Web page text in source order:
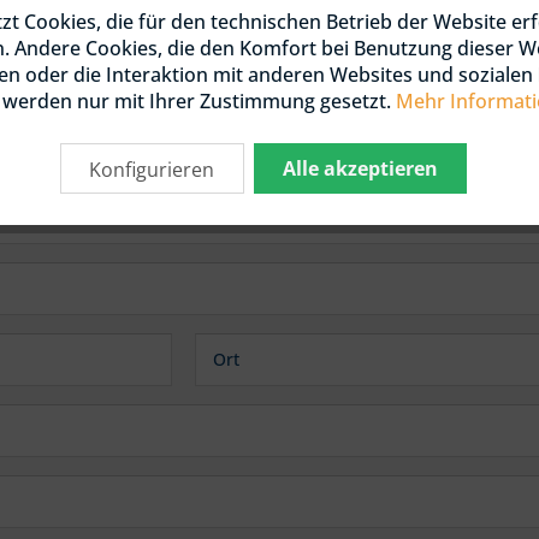
/ DOUGLASIE
/ KDI
UND LATTEN
/ DOUGLASIE
Cookies, die für den technischen Betrieb der Website
Andere Cookies, die den Komfort bei Benutzung dieser
oder die Interaktion mit anderen Websites und sozialen
nur mit Ihrer Zustimmung gesetzt. Mehr
Alle akzeptieren
Konfigurieren